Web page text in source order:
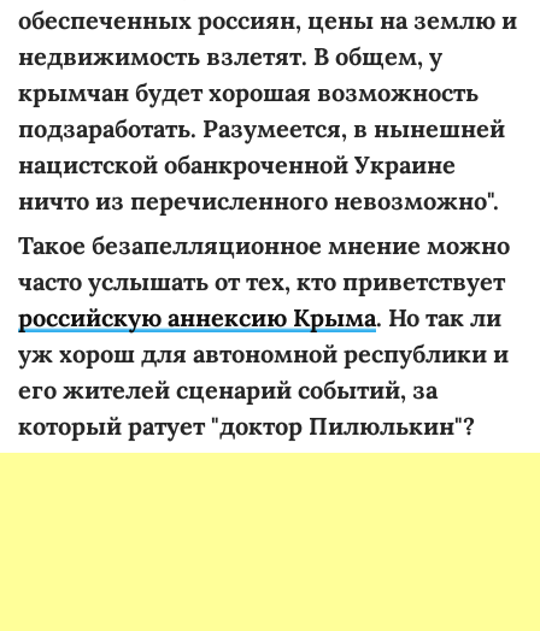
обеспеченных россиян, цены на землю и
недвижимость взлетят. В общем, у
крымчан будет хорошая возможность
подзаработать. Разумеется, в нынешней
нацистской обанкроченной Украине
ничто из перечисленного невозможно".
Такое безапелляционное мнение можно
часто услышать от тех, кто приветствует
российскую аннексию Крыма. Но так ли
уж хорош для автономной республики и
его жителей сценарий событий, за
который ратует "доктор Пилюлькин"?